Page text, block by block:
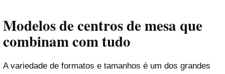
Modelos de centros de mesa que
combinam com tudo
A variedade de formatos e tamanhos é um dos grandes